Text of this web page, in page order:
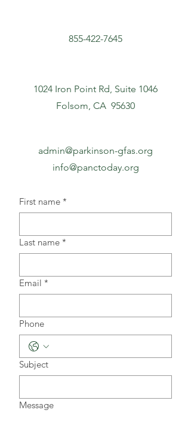
855-422-7645
1024 Iron Point Rd, Suite 1046
Folsom, CA 95630
admin@parkinson-gfas.org
info@panctoday.org
First name *
Last name *
Email *
Phone
Subject
Message